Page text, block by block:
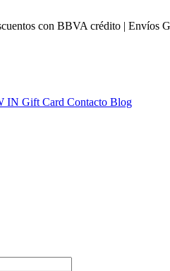
con BBVA crédito | Envíos
IN Gift Card Contacto Blog